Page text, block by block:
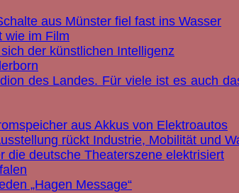
aus Münster fiel fast ins Wasser
wie im Film
der künstlichen Intelligenz
des Landes. Für viele ist es auch
aus Akkus von Elektroautos
rückt Industrie, Mobilität und
die deutsche Theaterszene elektrisiert
„Hagen Message“